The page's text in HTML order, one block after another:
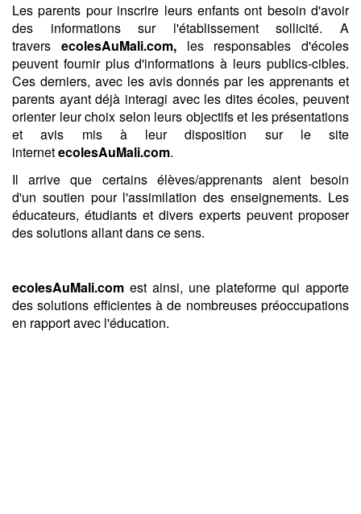
Les parents pour inscrire leurs enfants ont besoin d'avoir
des informations sur l'établissement sollicité. A
travers ecolesAuMali.com, les responsables d'écoles
peuvent fournir plus d'informations à leurs publics-cibles.
Ces derniers, avec les avis donnés par les apprenants et
parents ayant déjà interagi avec les dites écoles, peuvent
orienter leur choix selon leurs objectifs et les présentations
et avis mis à leur disposition sur le site
internetecolesAuMali.com.
Il arrive que certains élèves/apprenants aient besoin
d'un soutien pour l'assimilation des enseignements. Les
éducateurs, étudiants et divers experts peuvent proposer
des solutions allant dans ce sens.
ecolesAuMali.com est ainsi, une plateforme qui apporte
des solutions efficientes à de nombreuses préoccupations
en rapport avec l'éducation.